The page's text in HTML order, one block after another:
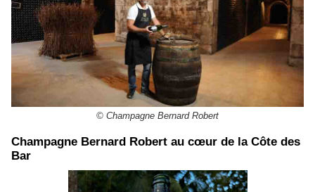
© Champagne Bernard Robert
​Champagne Bernard Robert au cœur de la Côte des
Bar